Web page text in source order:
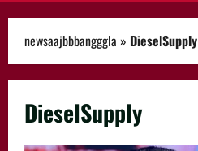
newsaajbbbangggla » DieselSupply
DieselSupply